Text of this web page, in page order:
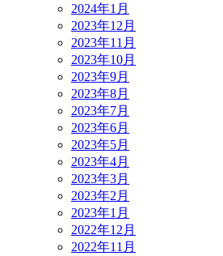
2024年1月
2023年12月
2023年11月
2023年10月
2023年9月
2023年8月
2023年7月
2023年6月
2023年5月
2023年4月
2023年3月
2023年2月
2023年1月
2022年12月
2022年11月